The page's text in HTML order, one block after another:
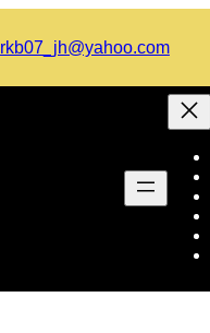
rkb07_jh@yahoo.com